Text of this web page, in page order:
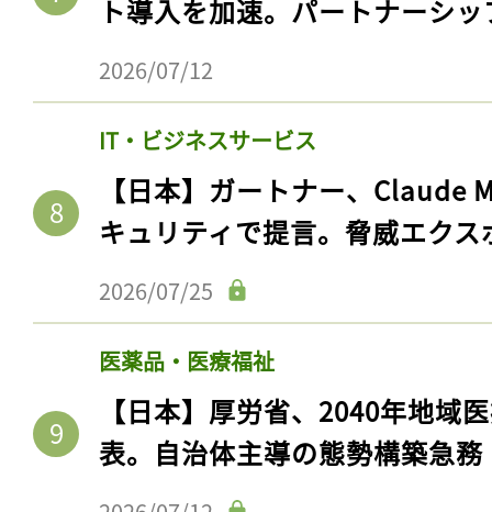
ト導入を加速。パートナーシ
2026/07/12
IT・ビジネスサービス
【日本】ガートナー、Claude
キュリティで提言。脅威エク
2026/07/25
医薬品・医療福祉
【日本】厚労省、2040年地域
表。自治体主導の態勢構築急務